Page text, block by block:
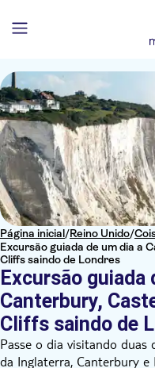
Página inicial/Reino Unido/
Excursão guiada de um dia a
Cliffs saindo de Londres
Excursão guiada
Canterbury,
Cliffs saindo de
Passe o dia visitando
da Inglaterra, Canterbury